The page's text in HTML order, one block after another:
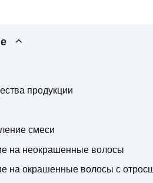
продукции
смеси
на неокрашенные волосы
на окрашенные волосы с